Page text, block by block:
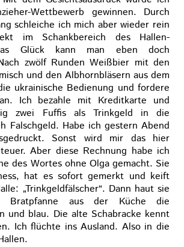
Wettbewerb gewinnen. Durch
schleiche ich mich aber wieder rein
im Schankbereich des Hallen-
Glück kann man eben doch
zwölf Runden Weißbier mit den
und den Albhornbläsern aus dem
ukrainische Bedienung und fordere
Ich bezahle mit Kreditkarte und
zwei Fuffis als Trinkgeld in die
Falschgeld. Habe ich gestern Abend
Sonst wird mir das hier
Aber diese Rechnung habe ich
des Wortes ohne Olga gemacht. Sie
hat es sofort gemerkt und keift
„Trinkgeldfälscher“. Dann haut sie
aus der Küche die
und blau. Die alte Schabracke kennt
Ich flüchte ins Ausland. Also in die